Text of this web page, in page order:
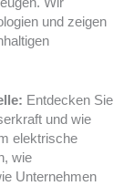
und zeigen
Entdecken Sie
und wie
elektrische
wie
Unternehmen